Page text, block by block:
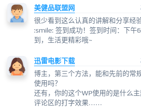
美健品联盟网
很少看到这么认真的讲解和分享经
:smile: 签到成功！签到时间：下午
到，生活更精彩哦~
迅雷电影下载
博主，第三个方法，能和先前的常
使用吗？
还有，你的这个WP使用的是什么
评论区的打字效果……